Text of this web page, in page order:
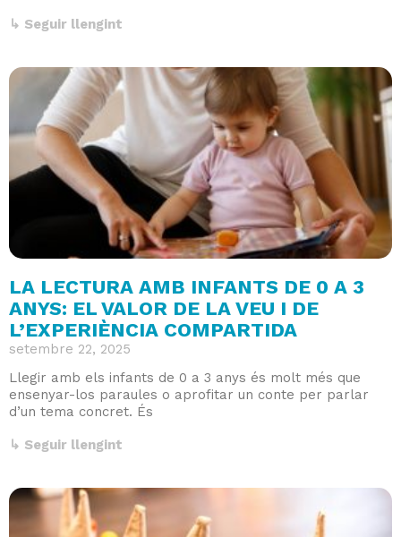
↳ Seguir llengint
LA LECTURA AMB INFANTS DE 0 A 3
ANYS: EL VALOR DE LA VEU I DE
L’EXPERIÈNCIA COMPARTIDA
setembre 22, 2025
Llegir amb els infants de 0 a 3 anys és molt més que
ensenyar-los paraules o aprofitar un conte per parlar
d’un tema concret. És
↳ Seguir llengint